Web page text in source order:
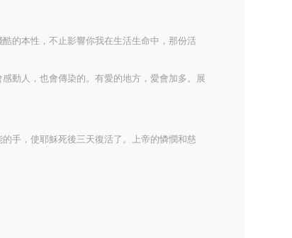
的本性，不止影響你我在生活生命中，那份活
動人，也會傳染的。有愛的地方，愛會加多。展
手，使耶穌死後三天復活了。上帝的憐憫和慈